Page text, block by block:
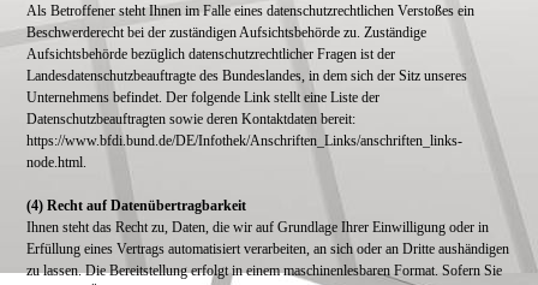
Als Betroffener steht Ihnen im Falle eines datenschutzrechtlichen Verstoßes ein
Beschwerderecht bei der zuständigen Aufsichtsbehörde zu. Zuständige
Aufsichtsbehörde bezüglich datenschutzrechtlicher Fragen ist der
Landesdatenschutzbeauftragte des Bundeslandes, in dem sich der Sitz unseres
Unternehmens befindet. Der folgende Link stellt eine Liste der
Datenschutzbeauftragten sowie deren Kontaktdaten bereit:
https://www.bfdi.bund.de/DE/Infothek/Anschriften_Links/anschriften_links-
node.html.
(4) Recht auf Datenübertragbarkeit
Ihnen steht das Recht zu, Daten, die wir auf Grundlage Ihrer Einwilligung oder in
Erfüllung eines Vertrags automatisiert verarbeiten, an sich oder an Dritte aushändigen
zu lassen. Die Bereitstellung erfolgt in einem maschinenlesbaren Format. Sofern Sie